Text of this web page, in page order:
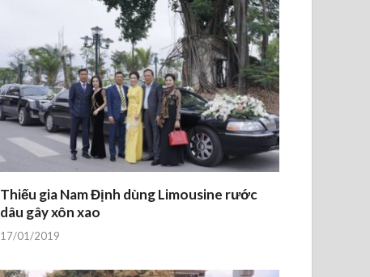
Thiếu gia Nam Định dùng Limousine rước
dâu gây xôn xao
17/01/2019